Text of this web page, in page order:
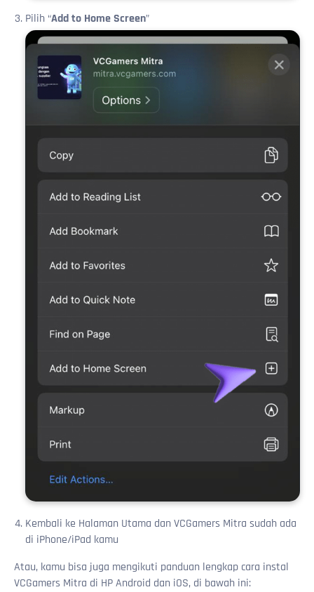
Pilih “Add to Home Screen”
Kembali ke Halaman Utama dan VCGamers Mitra sudah ada
di iPhone/iPad kamu
Atau, kamu bisa juga mengikuti panduan lengkap cara instal
VCGamers Mitra di HP Android dan iOS, di bawah ini: